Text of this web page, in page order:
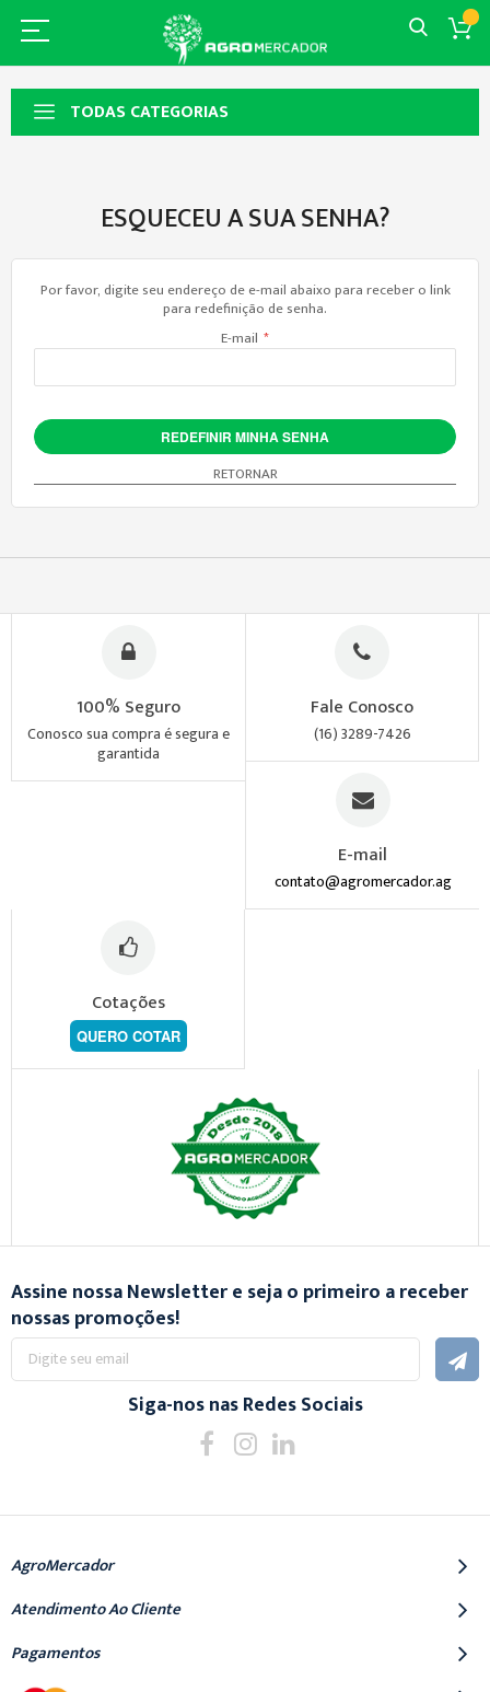
TODAS CATEGORIAS
ESQUECEU A SUA SENHA?
Por favor, digite seu endereço de e-mail abaixo para receber o link
para redefinição de senha.
E-mail
REDEFINIR MINHA SENHA
RETORNAR
100% Seguro
Conosco sua compra é segura e
garantida
Fale Conosco
(16) 3289-7426
E-mail
contato@agromercador.ag
Cotações
QUERO COTAR
Assine nossa Newsletter e seja o primeiro a receber
nossas promoções!
Inscreva-
na
Siga-nos nas Redes Sociais
AgroMercador
Atendimento Ao Cliente
Pagamentos